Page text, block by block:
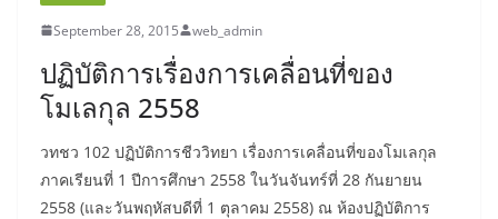
September 28, 2015 web_admin
ปฏิบัติการเรื่องการเคลื่อนที่ของ
โมเลกุล 2558
วทชว 102 ปฏิบัติการชีววิทยา เรื่องการเคลื่อนที่ของโมเลกุล
ภาคเรียนที่ 1 ปีการศึกษา 2558 ในวันจันทร์ที่ 28 กันยายน
2558 (และวันพฤหัสบดีที่ 1 ตุลาคม 2558) ณ ห้องปฏิบัติการ